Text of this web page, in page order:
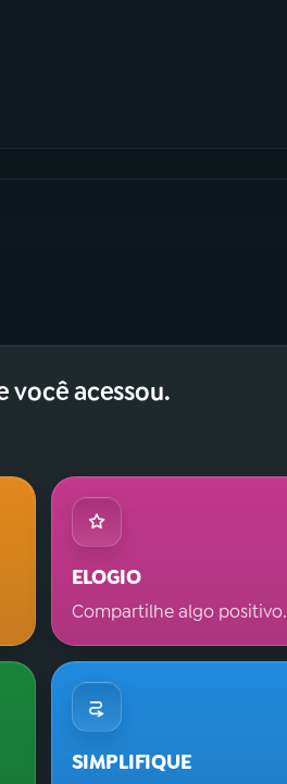
você acessou.
ELOGIO
Compartilhe algo positivo.
SIMPLIFIQUE